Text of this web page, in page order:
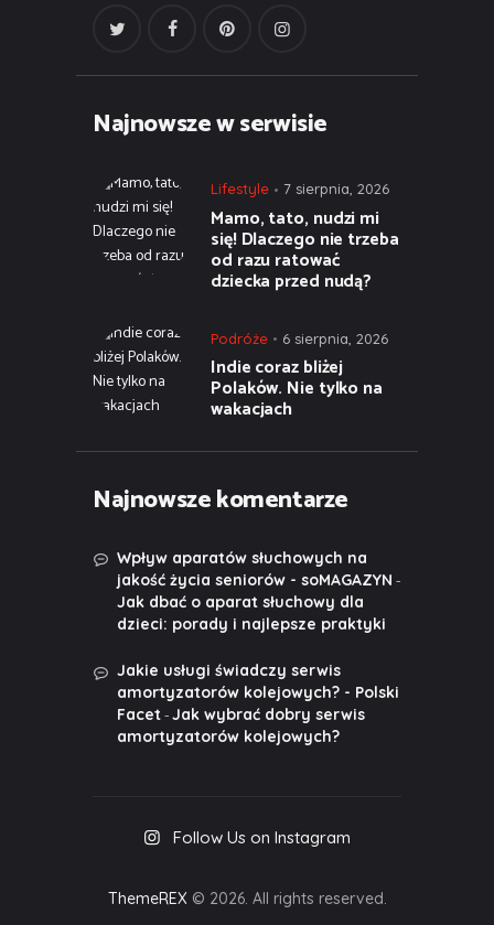
Najnowsze w serwisie
Lifestyle 7 sierpnia, 2026
Mamo, tato, nudzi mi
się! Dlaczego nie trzeba
od razu ratować
dziecka przed nudą?
Podróże 6 sierpnia, 2026
Indie coraz bliżej
Polaków. Nie tylko na
wakacjach
Najnowsze komentarze
Wpływ aparatów słuchowych na
jakość życia seniorów - soMAGAZYN -
Jak dbać o aparat słuchowy dla
dzieci: porady i najlepsze praktyki
Jakie usługi świadczy serwis
amortyzatorów kolejowych? - Polski
Facet-Jak wybrać dobry serwis
amortyzatorów kolejowych?
Follow Us on Instagram
ThemeREX © 2026. All rights reserved.